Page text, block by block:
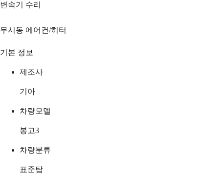
변속기 수리
무시동 에어컨/히터
기본 정보
제조사
기아
차량모델
봉고3
차량분류
표준탑